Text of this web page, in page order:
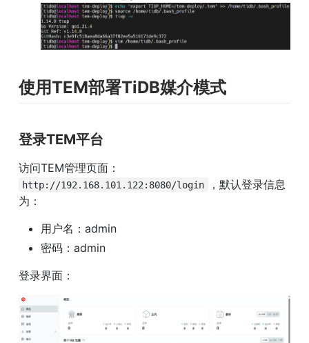
使用TEM部署TiDB媒介模式
登录TEM平台
访问TEM管理页面：
http://192.168.101.122:8080/login
，默认登录信息
为：
用户名：admin
密码：admin
登录界面：